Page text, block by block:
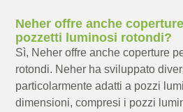
Neher offre anche
pozzetti luminosi rotondi?
Sì, Neher offre anche coperture
rotondi. Neher ha sviluppato
particolarmente adatti a pozzi
dimensioni, compresi i pozzi